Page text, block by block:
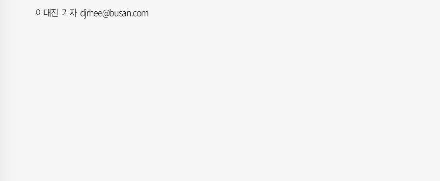
이대진 기자 djrhee@busan.com